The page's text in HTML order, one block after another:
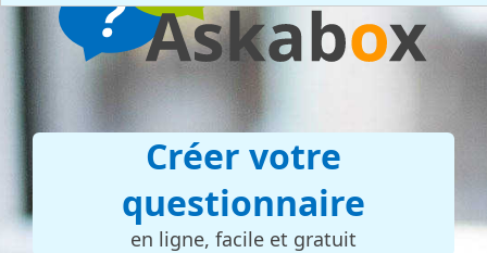
Créer votre
questionnaire
en ligne, facile et gratuit